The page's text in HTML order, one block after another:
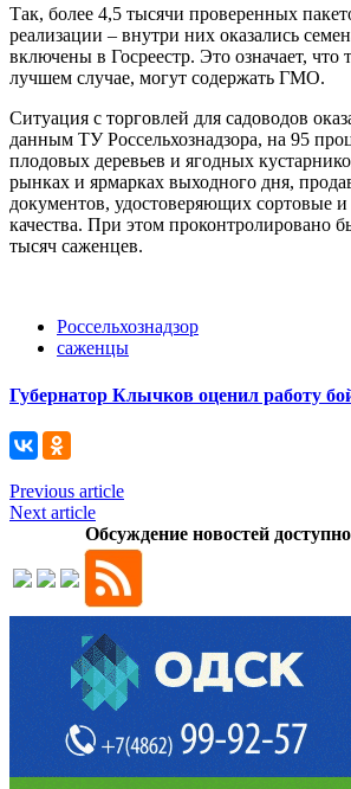
Так, более 4,5 тысячи проверенных
реализации – внутри них оказались
включены в Госреестр. Это означает, что
лучшем случае, могут содержать ГМО.
Ситуация с торговлей для садоводов
данным ТУ Россельхознадзора, на 95
плодовых деревьев и ягодных
рынках и ярмарках выходного дня,
документов, удостоверяющих сортовые
качества. При этом проконтролировано
тысяч саженцев.
Россельхознадзор
саженцы
Губернатор Клычков оценил работу
Previous article
Next article
Обсуждение новостей